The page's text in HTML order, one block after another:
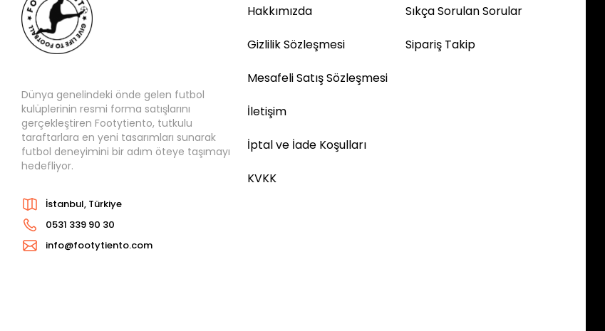
Dünya genelindeki önde gelen futbol
kulüplerinin resmi forma satışlarını
gerçekleştiren Footytiento, tutkulu
taraftarlara en yeni tasarımları sunarak
futbol deneyimini bir adım öteye taşımayı
hedefliyor.
İstanbul, Türkiye
0531 339 90 30
info@footytiento.com
Hakkımızda
Gizlilik Sözleşmesi
Mesafeli Satış Sözleşmesi
İletişim
İptal ve İade Koşulları
KVKK
Sıkça Sorulan Sorular
Sipariş Takip